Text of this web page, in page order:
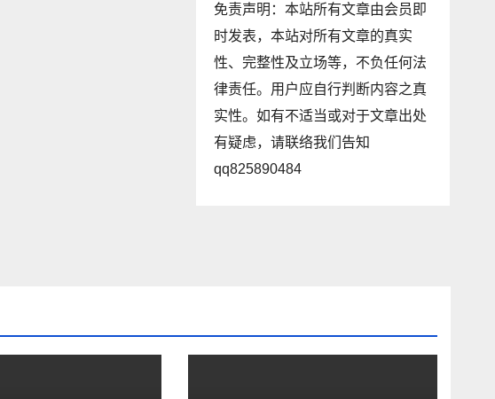
免责声明：本站所有文章由会员即
时发表，本站对所有文章的真实
性、完整性及立场等，不负任何法
律责任。用户应自行判断内容之真
实性。如有不适当或对于文章出处
有疑虑，请联络我们告知
qq825890484